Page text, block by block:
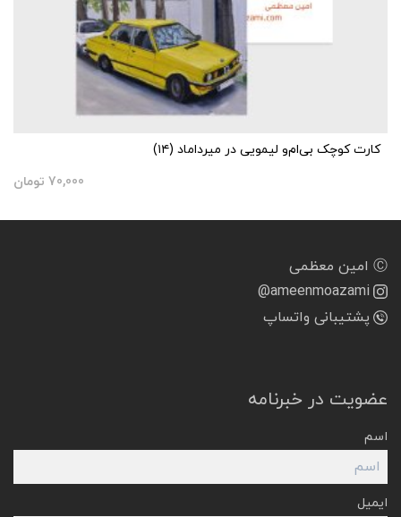
کارت کوچک بی‌ام‌و لیمویی در میرداماد (۱۴)
70,000 تومان
Ⓒ امین معظمی
@ameenmoazami
پشتیبانی واتساپ
عضویت در خبرنامه
اسم
ایمیل